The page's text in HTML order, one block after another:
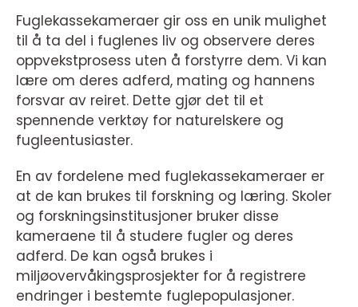
Fuglekassekameraer gir oss en unik mulighet
til å ta del i fuglenes liv og observere deres
oppvekstprosess uten å forstyrre dem. Vi kan
lære om deres adferd, mating og hannens
forsvar av reiret. Dette gjør det til et
spennende verktøy for naturelskere og
fugleentusiaster.
En av fordelene med fuglekassekameraer er
at de kan brukes til forskning og læring. Skoler
og forskningsinstitusjoner bruker disse
kameraene til å studere fugler og deres
adferd. De kan også brukes i
miljøovervåkingsprosjekter for å registrere
endringer i bestemte fuglepopulasjoner.